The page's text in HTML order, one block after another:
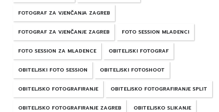
FOTOGRAF ZA VJENČANJA ZAGREB
FOTOGRAF ZA VJENČANJE ZAGREB FOTO SESSION MLADENCI
FOTO SESSION ZA MLADENCE OBITELJSKI FOTOGRAF
OBITELJSKI FOTO SESSION OBITELJSKI FOTOSHOOT
OBITELJSKO FOTOGRAFIRANJE OBITELJSKO FOTOGRAFIRANJE SPLIT
OBITELJSKO FOTOGRAFIRANJE ZAGREB OBITELJSKO SLIKANJE